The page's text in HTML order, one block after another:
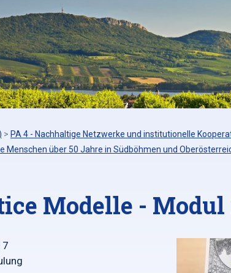
> PA 4 - Nachhaltige Netzwerke und institutionelle
Menschen über 50 Jahre in Südböhmen und
Modelle - Modul